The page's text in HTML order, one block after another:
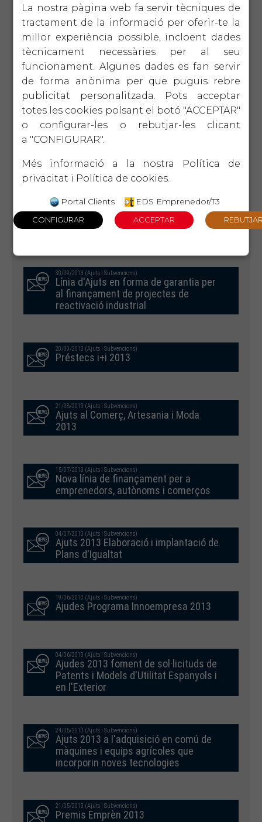
de R+D+I
15/11/2013 (Ajuts i Subvencions)
Ajuts Expansiona't - Programa de
Creixement i Diversificació de Mercats
15/11/2013 (Ajuts i Subvencions)
Programa Estatal Emplea 2014: Ajuts
per a la contractació i formació de
tècnics per activitats de I+D+I en
31/10/2013 (Ajuts i Subvencions)
Nova convocatòria d'ajuts a les
actuacions contemplades en el
programa estatal d'I+D+I
30/09/2013 (Ajuts i Subvencions)
Línia d'Ajuts en forma de garantia per
al finançament de projectes de
reactivació industrial
20/09/2013 (Ajuts i Subvencions)
Préstecs i+i 2013
21/08/2013 (Ajuts i Subvencions)
Ajuts al Comerç, Artesania i Moda
2013
15/07/2013 (Ajuts i Subvencions)
Nova línia de finançament per a
emprenedors, autònoms i comerços
04/07/2013 (Ajuts i Subvencions)
Ajuts 2013 Elaboració i implantació de
Plans d'Igualtat
19/06/2013 (Ajuts i Subvencions)
Ajudes Programa Innoempresa 2013
04/06/2013 (Ajuts i Subvencions)
Ajudes 2013 foment de sol·licituds de
Patents i Models d'Utilitat Espanyols i
en l'Exterior
24/05/2013 (Ajuts i Subvencions)
Ajuts 2013 a l'adquisició en comú de
màquines i equips agrícoles que
incorporin noves tecnologies
21/05/2013 (Ajuts i Subvencions)
Premis Emprèn 2013
La nostra pàgina web fa servir tècniques de
tractament de la informació per oferir-te la
millor experiència possible, incloent dades
tècnicament necessàries per al seu
funcionament. Algunes dades es fan servir
de forma anònima per que puguis rebre
publicitat personalitzada. Pots acceptar
totes les cookies polsant el botó "ACCEPTAR"
o configurar-les o rebutjar-les clicant
a "CONFIGURAR".
Més informació a la nostra
Política de
privacitat i Política de cookies.
Portal Clients EDS Emprenedor/T3